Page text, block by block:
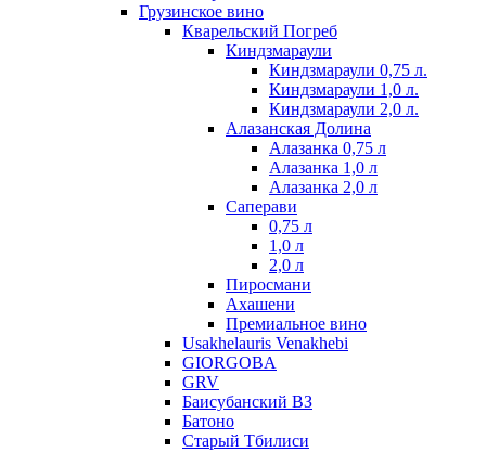
Грузинское вино
Кварельский Погреб
Киндзмараули
Киндзмараули 0,75 л.
Киндзмараули 1,0 л.
Киндзмараули 2,0 л.
Алазанская Долина
Алазанка 0,75 л
Алазанка 1,0 л
Алазанка 2,0 л
Саперави
0,75 л
1,0 л
2,0 л
Пиросмани
Ахашени
Премиальное вино
Usakhelauris Venakhebi
GIORGOBA
GRV
Баисубанский ВЗ
Батоно
Старый Тбилиси